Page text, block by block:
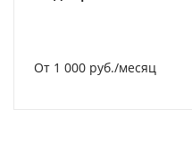
От 1 000 руб./месяц